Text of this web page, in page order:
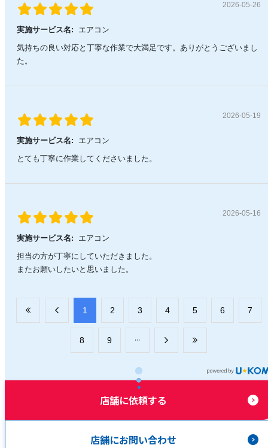
2026-05-26
実施サービス名:
エアコン
気持ちの良い対応と丁寧な作業で大満足です。ありがとうございまし
た。
2026-05-19
実施サービス名:
エアコン
とても丁寧に作業してくださいました。
2026-05-16
実施サービス名:
エアコン
担当の方が丁寧にしていただきました。
またお願いしたいと思いました。
​1 ​2 ​3 ​4 ​5 ​6 ​7
​8 ​9
店舗に依頼する
店舗にお問い合わせ